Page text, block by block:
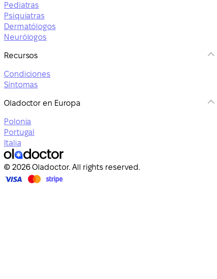
Pediatras
Psiquiatras
Dermatólogos
Neurólogos
Recursos
Condiciones
Síntomas
Oladoctor en Europa
Polonia
Portugal
Italia
© 2026 Oladoctor. All rights reserved.